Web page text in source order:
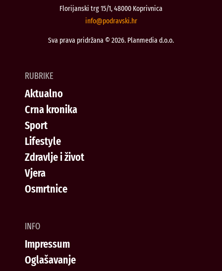
Florijanski trg 15/1, 48000 Koprivnica
rh.iksvardop
@ofni
Sva prava pridržana © 2026. Planmedia d.o.o.
RUBRIKE
Aktualno
Crna kronika
Sport
Lifestyle
Zdravlje i život
Vjera
Osmrtnice
INFO
Impressum
Oglašavanje